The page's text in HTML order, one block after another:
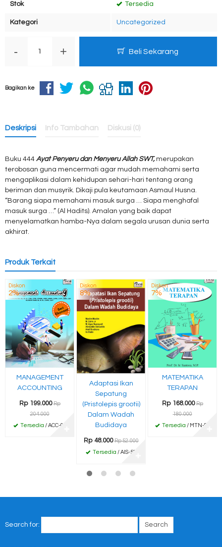
Stok Tersedia
Kategori Uncategorized
- + Beli Sekarang
Bagikan ke
Deskripsi Info Tambahan Diskusi (0)
Buku 444 Ayat Penyeru dan Menyeru Allah SWT,merupakan
terobosan guna mencermati agar mudah memahami serta
mengaplikasi dalam kehidupan sehari-hari tentang orang
beriman dan musyrik. Dikaji pula keutamaan Asmaul Husna.
“Barang siapa memahami masuk surga … Siapa menghafal
masuk surga …” (Al Hadits). Amalan yang baik dapat
menyelamatkan hamba-Nya dalam segala urusan dunia serta
akhirat.
Produk Terkait
Diskon
2%
MANAGEMENT
ACCOUNTING
Rp 199.000 Rp
204.000
Tersedia / ACC-01
Diskon
8%
Adaptasi Ikan
Sepatung
(Pristolepis grootii)
Dalam Wadah
Budidaya
Rp 48.000 Rp 52.000
Tersedia / AIS-52
Diskon
7%
MATEMATIKA
TERAPAN
Rp 168.000 Rp
180.000
Tersedia / MTN-88
Search for: